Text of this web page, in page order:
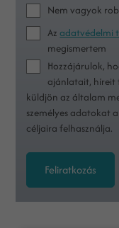
Nem vagyok
Azadatvédelmi
megismertem
Hozzájárulok,
ajánlatait, híreit
küldjön az általam
személyes adatokat
céljaira felhasználja.
Feliratkozás